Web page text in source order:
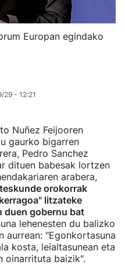
Europan egindako
29 - 12:21
Nuñez Feijooren
gaurko bigarren
Pedro Sanchez
dituen babesak lortzen
arabera,
orokorrak
litzateke
duen gobernu bat
lehenesten du balizko
aurrean: "Egonkortasuna
kosta, leialtasunean eta
oinarrituta baizik".